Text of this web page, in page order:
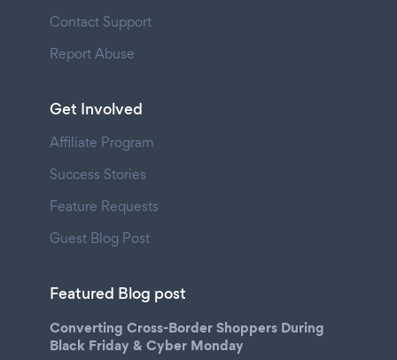
Contact Support
Report Abuse
Get Involved
Affiliate Program
Success Stories
Feature Requests
Guest Blog Post
Featured Blog post
Converting Cross-Border Shoppers During
Black Friday & Cyber Monday